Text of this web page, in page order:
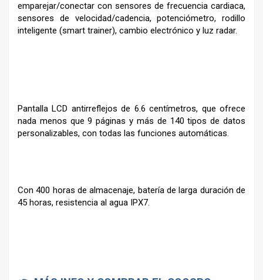
emparejar/conectar con sensores de frecuencia cardiaca,
sensores de velocidad/cadencia, potenciómetro, rodillo
inteligente (smart trainer), cambio electrónico y luz radar.
Pantalla LCD antirreflejos de 6.6 centímetros, que ofrece
nada menos que 9 páginas y más de 140 tipos de datos
personalizables, con todas las funciones automáticas.
Con 400 horas de almacenaje, batería de larga duración de
45 horas, resistencia al agua IPX7.